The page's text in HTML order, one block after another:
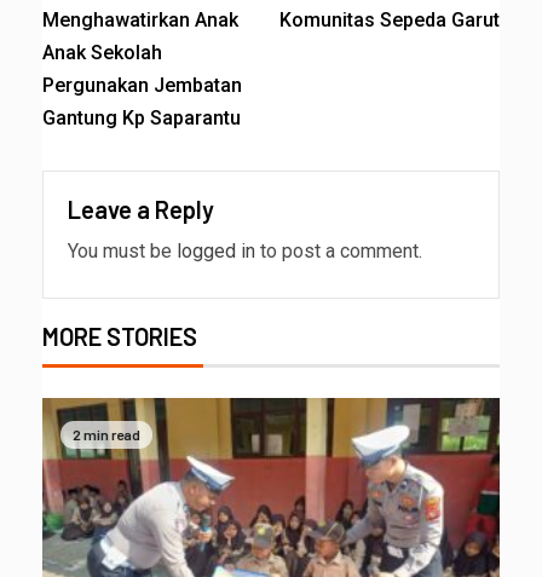
Menghawatirkan Anak
Anak Sekolah
Pergunakan Jembatan
Gantung Kp Saparantu
Komunitas Sepeda Garut
Leave a Reply
You must be logged in to post a comment.
MORE STORIES
2 min read